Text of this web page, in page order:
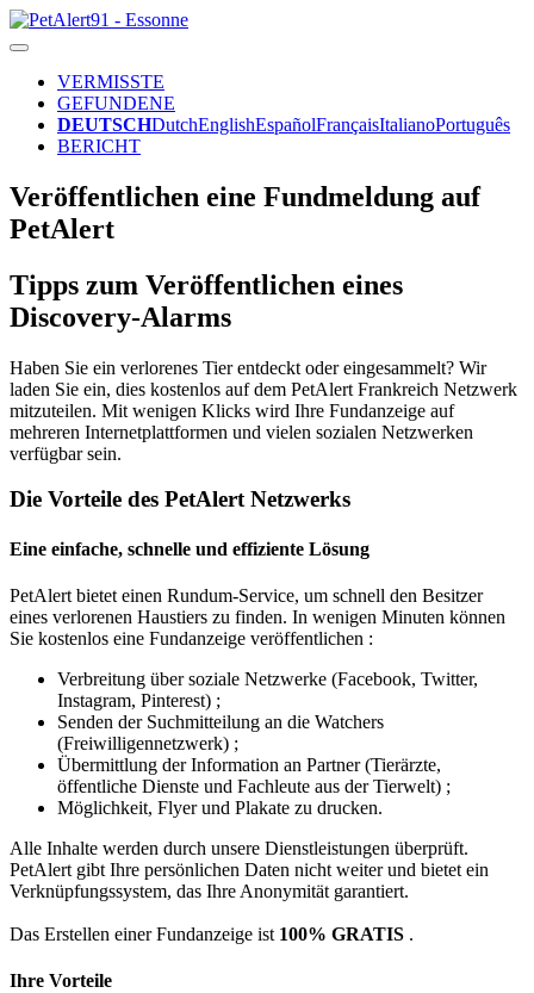
VERMISSTE
GEFUNDENE
DEUTSCHDutchEnglishEspañolFrançaisItalianoPortuguês
BERICHT
Veröffentlichen eine Fundmeldung auf
PetAlert
Tipps zum Veröffentlichen eines
Discovery-Alarms
Haben Sie ein verlorenes Tier entdeckt oder eingesammelt? Wir
laden Sie ein, dies kostenlos auf dem PetAlert Frankreich Netzwerk
mitzuteilen. Mit wenigen Klicks wird Ihre Fundanzeige auf
mehreren Internetplattformen und vielen sozialen Netzwerken
verfügbar sein.
Die Vorteile des PetAlert Netzwerks
Eine einfache, schnelle und effiziente Lösung
PetAlert bietet einen Rundum-Service, um schnell den Besitzer
eines verlorenen Haustiers zu finden. In wenigen Minuten können
Sie kostenlos eine Fundanzeige veröffentlichen :
Verbreitung über soziale Netzwerke (Facebook, Twitter,
Instagram, Pinterest) ;
Senden der Suchmitteilung an die Watchers
(Freiwilligennetzwerk) ;
Übermittlung der Information an Partner (Tierärzte,
öffentliche Dienste und Fachleute aus der Tierwelt) ;
Möglichkeit, Flyer und Plakate zu drucken.
Alle Inhalte werden durch unsere Dienstleistungen überprüft.
PetAlert gibt Ihre persönlichen Daten nicht weiter und bietet ein
Verknüpfungssystem, das Ihre Anonymität garantiert.
Das Erstellen einer Fundanzeige ist 100% GRATIS .
Ihre Vorteile